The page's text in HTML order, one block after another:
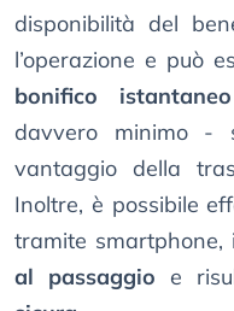
disponibilità del
l’operazione e può
bonifico istantaneo
davvero minimo -
vantaggio della
Inoltre, è possibile
tramite smartphone,
al passaggio e